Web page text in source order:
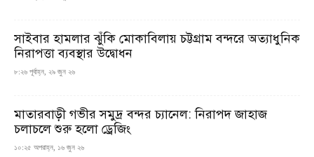
সাইবার হামলার ঝুঁকি মোকাবিলায় চট্টগ্রাম বন্দরে অত্যাধুনিক
নিরাপত্তা ব্যবস্থার উদ্বোধন
৮:২৬ পূর্বাহ্ন, ২৯ জুন ২৬
মাতারবাড়ী গভীর সমুদ্র বন্দর চ্যানেল: নিরাপদ জাহাজ
চলাচলে শুরু হলো ড্রেজিং
১০:২৫ অপরাহ্ন, ১৬ জুন ২৬